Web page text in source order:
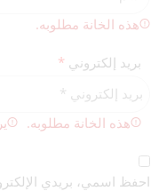
هذه الخانة مطلوبه.
بريد إلكتروني *
هذه الخانة مطلوبه.
احفظ اسمي، بريدي